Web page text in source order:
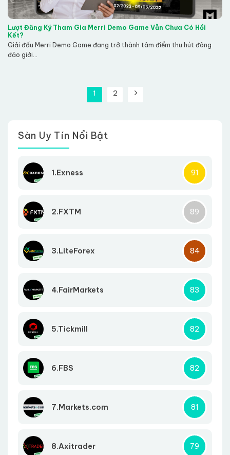
Lượt Đăng Ký Tham Gia Merri Demo Game Vẫn Chưa Có Hồi
Kết?
Giải đấu Merri Demo Game đang trở thành tâm điểm thu hút đông
đảo giới...
1 2
Sàn Uy Tín Nổi Bật
1.Exness 91
2.FXTM 89
3.LiteForex 84
4.FairMarkets 83
5.Tickmill 82
6.FBS 82
7.Markets.com 81
8.Axitrader 79